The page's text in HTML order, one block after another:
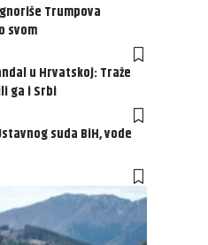
Trumpova
svom
u Hrvatskoj: Traže
ga i Srbi
suda BiH, vode